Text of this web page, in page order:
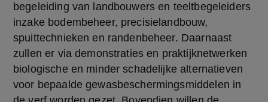
begeleiding van landbouwers en teeltbegeleiders
inzake bodembeheer, precisielandbouw,
spuittechnieken en randenbeheer. Daarnaast
zullen er via demonstraties en praktijknetwerken
biologische en minder schadelijke alternatieven
voor bepaalde gewasbeschermingsmiddelen in